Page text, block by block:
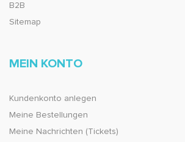
B2B
Sitemap
MEIN KONTO
Kundenkonto anlegen
Meine Bestellungen
Meine Nachrichten (Tickets)